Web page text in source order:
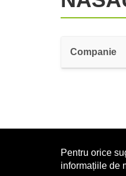
Companie
Pentru orice
informațiile de